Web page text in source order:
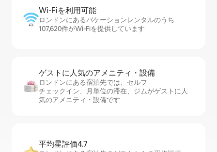
Wi-Fiを利⁠用⁠可⁠能
ロンドンにあるバケーションレンタルのうち
107,620件がWi-Fiを提供しています
ゲストに人⁠気⁠のア⁠メ⁠ニ⁠テ⁠ィ・設⁠備
ロンドンにある宿泊先では、セ⁠ル⁠フ
チ⁠ェ⁠ッ⁠ク⁠イ⁠ン、月単位の滞在、ジムがゲストに人
気のアメニティ・設備です
平均星評価4.7